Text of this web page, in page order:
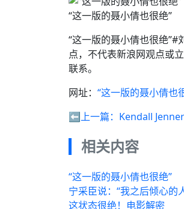
“这一版的聂小倩也很绝”
“这一版的聂小倩也很绝
点，不代表新浪网观点或
联系。
网址： “这一版的聂小倩也
⬅️上一篇： Kendall
相关内容
“这一版的聂小倩也很绝”
宁采臣说：“我之后倾心的
这状态很绝！电影解密